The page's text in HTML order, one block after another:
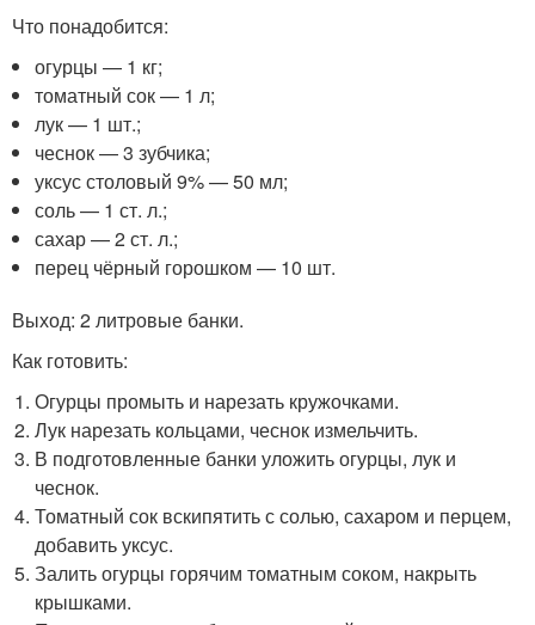
Что понадобится:
огурцы — 1 кг;
томатный сок — 1 л;
лук — 1 шт.;
чеснок — 3 зубчика;
уксус столовый 9% — 50 мл;
соль — 1 ст. л.;
сахар — 2 ст. л.;
перец чёрный горошком — 10 шт.
Выход: 2 литровые банки.
Как готовить:
Огурцы промыть и нарезать кружочками.
Лук нарезать кольцами, чеснок измельчить.
В подготовленные банки уложить огурцы, лук и
чеснок.
Томатный сок вскипятить с солью, сахаром и перцем,
добавить уксус.
Залить огурцы горячим томатным соком, накрыть
крышками.